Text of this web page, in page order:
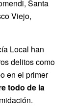
Santa
Viejo,
Local han
delitos como
en el primer
todo de la